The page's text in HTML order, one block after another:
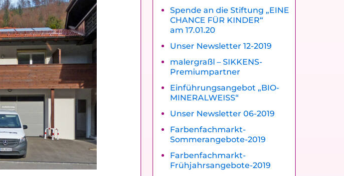
Spende an die Stiftung „EINE
CHANCE FÜR KINDER“
am 17.01.20
Unser Newsletter 12-2019
malergraßl – SIKKENS-
Premiumpartner
Einführungsangebot „BIO-
MINERALWEISS“
Unser Newsletter 06-2019
Farbenfachmarkt-
Sommerangebote-2019
Farbenfachmarkt-
Frühjahrsangebote-2019